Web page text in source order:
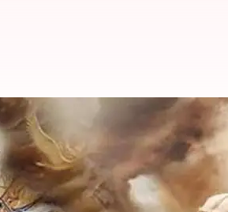
किस्सों के बारे में